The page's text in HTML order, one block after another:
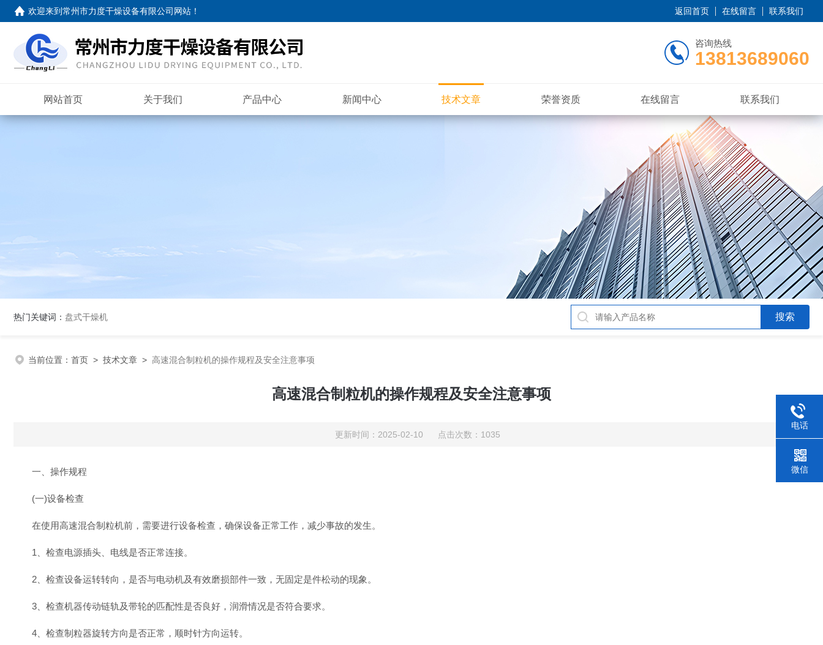
欢迎来到常州市力度干燥设备有限公司网站 ！ 返回首页 在线留言 联系我们
咨询热线
13813689060
网站首页 关于我们 产品中心 新闻中心 技术文章 荣誉资质 在线留言 联系我们
热门关键词： 盘式干燥机
当前位置： 首页 > 技术文章 > 高速混合制粒机的操作规程及安全注意事项
高速混合制粒机的操作规程及安全注意事项
更新时间：2025-02-10 点击次数：1035
一、操作规程
(一)设备检查
在使用高速混合制粒机前，需要进行设备检查，确保设备正常工作，减少事故的发生。
1、检查电源插头、电线是否正常连接。
2、检查设备运转转向，是否与电动机及有效磨损部件一致，无固定是件松动的现象。
3、检查机器传动链轨及带轮的匹配性是否良好，润滑情况是否符合要求。
4、检查制粒器旋转方向是否正常，顺时针方向运转。
电话
微信